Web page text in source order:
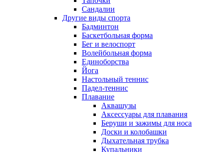
Сандалии
Другие виды спорта
Бадминтон
Баскетбольная форма
Бег и велоспорт
Волейбольная форма
Единоборства
Йога
Настольный теннис
Падел-теннис
Плавание
Аквашузы
Аксессуары для плавания
Беруши и зажимы для носа
Доски и колобашки
Дыхательная трубка
Купальники